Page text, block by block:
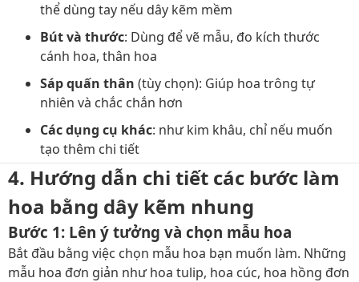
thể dùng tay nếu dây kẽm mềm
Bút và thước: Dùng để vẽ mẫu, đo kích thước
cánh hoa, thân hoa
Sáp quấn thân (tùy chọn): Giúp hoa trông tự
nhiên và chắc chắn hơn
Các dụng cụ khác: như kim khâu, chỉ nếu muốn
tạo thêm chi tiết
4. Hướng dẫn chi tiết các bước làm
hoa bằng dây kẽm nhung
Bước 1: Lên ý tưởng và chọn mẫu hoa
Bắt đầu bằng việc chọn mẫu hoa bạn muốn làm. Những
mẫu hoa đơn giản như hoa tulip, hoa cúc, hoa hồng đơn